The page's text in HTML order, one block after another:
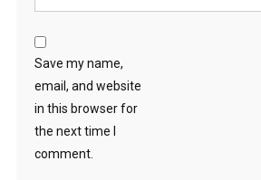
Save my name,
email, and website
in this browser for
the next time I
comment.